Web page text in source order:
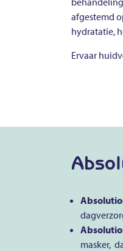
afgestemd
hydratatie,
Ervaar
masker,